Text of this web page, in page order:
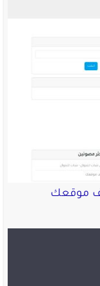
موقعك